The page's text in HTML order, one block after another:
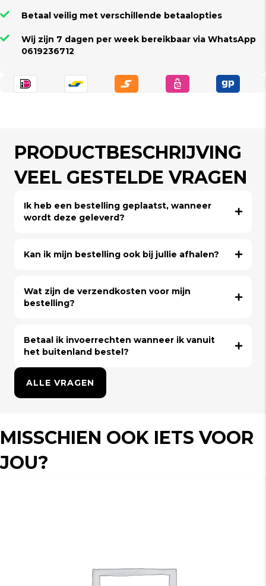
Betaal veilig met verschillende betaalopties
Wij zijn 7 dagen per week bereikbaar via WhatsApp
0619236712
PRODUCTBESCHRIJVING
VEEL GESTELDE VRAGEN
Ik heb een bestelling geplaatst, wanneer
wordt deze geleverd?
Kan ik mijn bestelling ook bij jullie afhalen?
Wat zijn de verzendkosten voor mijn
bestelling?
Betaal ik invoerrechten wanneer ik vanuit
het buitenland bestel?
ALLE VRAGEN
MISSCHIEN OOK IETS VOOR
JOU?